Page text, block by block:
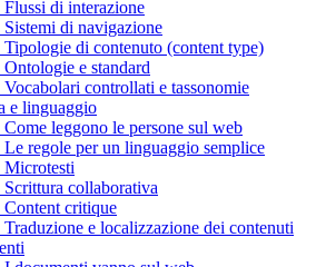
Flussi di interazione
Sistemi di navigazione
Tipologie di contenuto (content type)
e standard
Vocabolari controllati e tassonomie
e linguaggio
Come leggono le persone sul web
Le regole per un linguaggio semplice
Microtesti
Scrittura collaborativa
Content critique
Traduzione e localizzazione dei contenuti